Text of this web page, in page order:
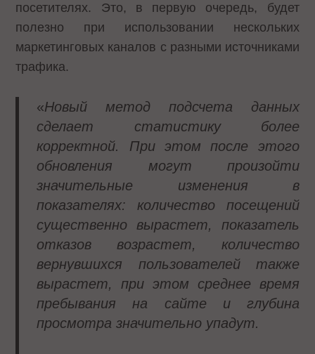
посетителях. Это, в первую очередь, будет
полезно при использовании нескольких
маркетинговых каналов c разными источниками
трафика.
«Новый метод подсчета данных
сделает статистику более
корректной. При этом после этого
обновления могут произойти
значительные изменения в
показателях: количество посещений
существенно вырастет, показатель
отказов возрастет, количество
вернувшихся пользователей также
вырастет, при этом среднее время
пребывания на сайте и глубина
просмотра значительно упадут.